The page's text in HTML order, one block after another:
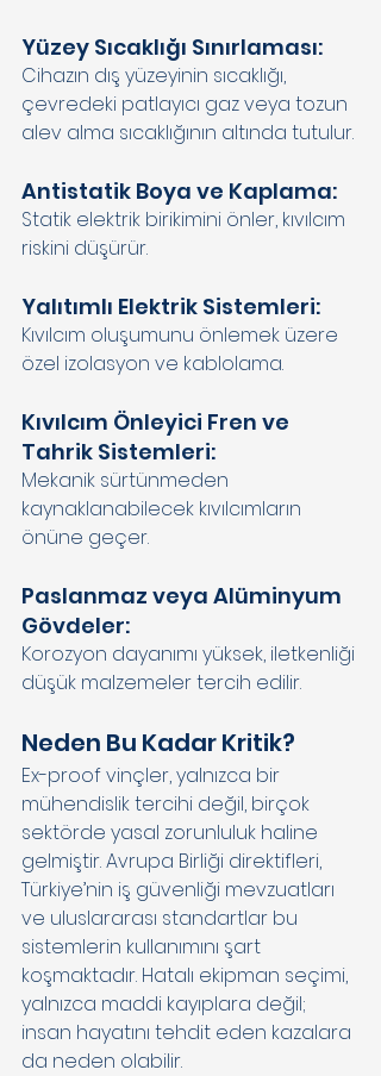
Yüzey Sıcaklığı Sınırlaması:
Cihazın dış yüzeyinin sıcaklığı,
çevredeki patlayıcı gaz veya tozun
alev alma sıcaklığının altında tutulur.
Antistatik Boya ve Kaplama:
Statik elektrik birikimini önler, kıvılcım
riskini düşürür.
Yalıtımlı Elektrik Sistemleri:
Kıvılcım oluşumunu önlemek üzere
özel izolasyon ve kablolama.
Kıvılcım Önleyici Fren ve
Tahrik Sistemleri:
Mekanik sürtünmeden
kaynaklanabilecek kıvılcımların
önüne geçer.
Paslanmaz veya Alüminyum
Gövdeler:
Korozyon dayanımı yüksek, iletkenliği
düşük malzemeler tercih edilir.
Neden Bu Kadar Kritik?
Ex-proof vinçler, yalnızca bir
mühendislik tercihi değil, birçok
sektörde yasal zorunluluk haline
gelmiştir. Avrupa Birliği direktifleri,
Türkiye’nin iş güvenliği mevzuatları
ve uluslararası standartlar bu
sistemlerin kullanımını şart
koşmaktadır. Hatalı ekipman seçimi,
yalnızca maddi kayıplara değil;
insan hayatını tehdit eden kazalara
da neden olabilir.